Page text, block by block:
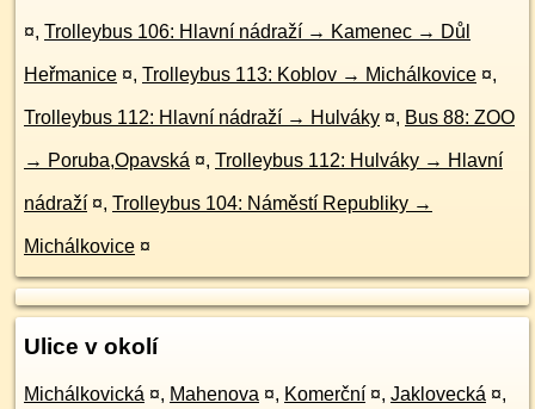
¤, Trolleybus 106: Hlavní nádraží → Kamenec → Důl
Heřmanice ¤, Trolleybus 113: Koblov → Michálkovice ¤,
Trolleybus 112: Hlavní nádraží → Hulváky ¤, Bus 88: ZOO
→ Poruba,Opavská ¤, Trolleybus 112: Hulváky → Hlavní
nádraží ¤, Trolleybus 104: Náměstí Republiky →
Michálkovice ¤
Ulice v okolí
Michálkovická ¤, Mahenova ¤, Komerční ¤, Jaklovecká ¤,